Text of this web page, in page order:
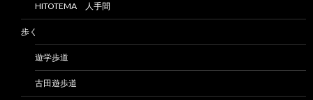
HITOTEMA 人手間
歩く
遊学歩道
古田遊歩道